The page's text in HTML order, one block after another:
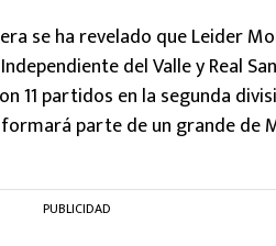
se ha revelado que Leider
del Valle y Real
11 partidos en la segunda
parte de un grande de
PUBLICIDAD